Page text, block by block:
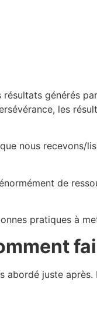
générés
les
nous recevons/
de
pratiques à
juste après.